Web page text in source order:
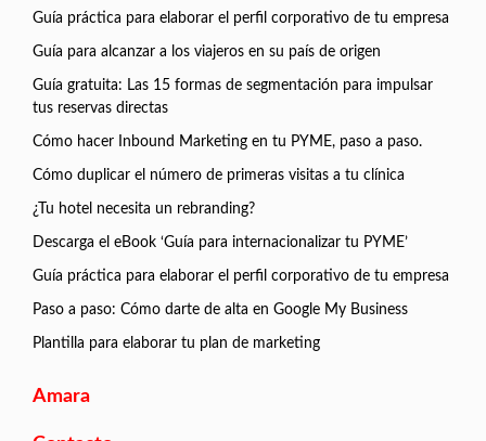
Guía práctica para elaborar el perfil corporativo de tu empresa
Guía para alcanzar a los viajeros en su país de origen
Guía gratuita: Las 15 formas de segmentación para impulsar
tus reservas directas
Cómo hacer Inbound Marketing en tu PYME, paso a paso.
Cómo duplicar el número de primeras visitas a tu clínica
¿Tu hotel necesita un rebranding?
Descarga el eBook ‘Guía para internacionalizar tu PYME’
Guía práctica para elaborar el perfil corporativo de tu empresa
Paso a paso: Cómo darte de alta en Google My Business
Plantilla para elaborar tu plan de marketing
Amara